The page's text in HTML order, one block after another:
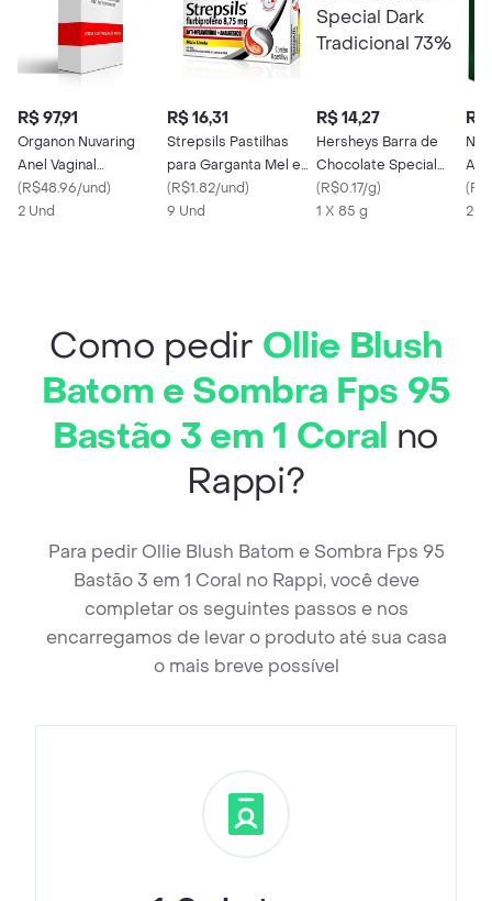
R$ 97,91
Organon Nuvaring
Anel Vaginal
11.7mg/2.7mg com 1
Aplicador
(R$48.96/und)
2 Und
R$ 16,31
Strepsils Pastilhas
para Garganta Mel e
Limão 8 pastilhas
(Flurbiprofeno 8.75
(R$1.82/und)
9 Und
R$ 14,27
Hersheys Barra de
Chocolate Special
Dark Tradicional 73%
(R$0.17/g)
1 X 85 g
R$
(
20
Como pedir Ollie Blush
Batom e Sombra Fps 95
Bastão 3 em 1 Coral no
Rappi?
Para pedir Ollie Blush Batom e Sombra Fps 95
Bastão 3 em 1 Coral no Rappi, você deve
completar os seguintes passos e nos
encarregamos de levar o produto até sua casa
o mais breve possível